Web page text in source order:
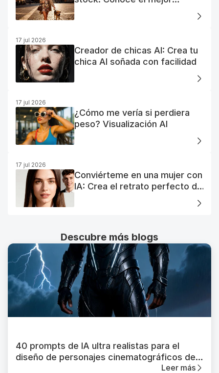
generador de fotos AI gratuito
17 jul 2026
Creador de chicas AI: Crea tu
chica AI soñada con facilidad
17 jul 2026
¿Cómo me vería si perdiera
peso? Visualización AI
17 jul 2026
Conviérteme en una mujer con
IA: Crea el retrato perfecto de
Descubre más blogs
40 prompts de IA ultra realistas para el
diseño de personajes cinematográficos de
Leer más